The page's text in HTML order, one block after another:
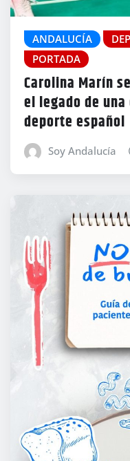
ANDALUCÍA
PORTADA
Carolina Marín
el legado de
deporte español
Soy Andalucía